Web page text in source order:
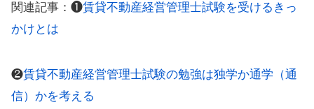
関連記事：❶賃貸不動産経営管理士試験を受けるきっ
かけとは
❷賃貸不動産経営管理士試験の勉強は独学か通学（通
信）かを考える